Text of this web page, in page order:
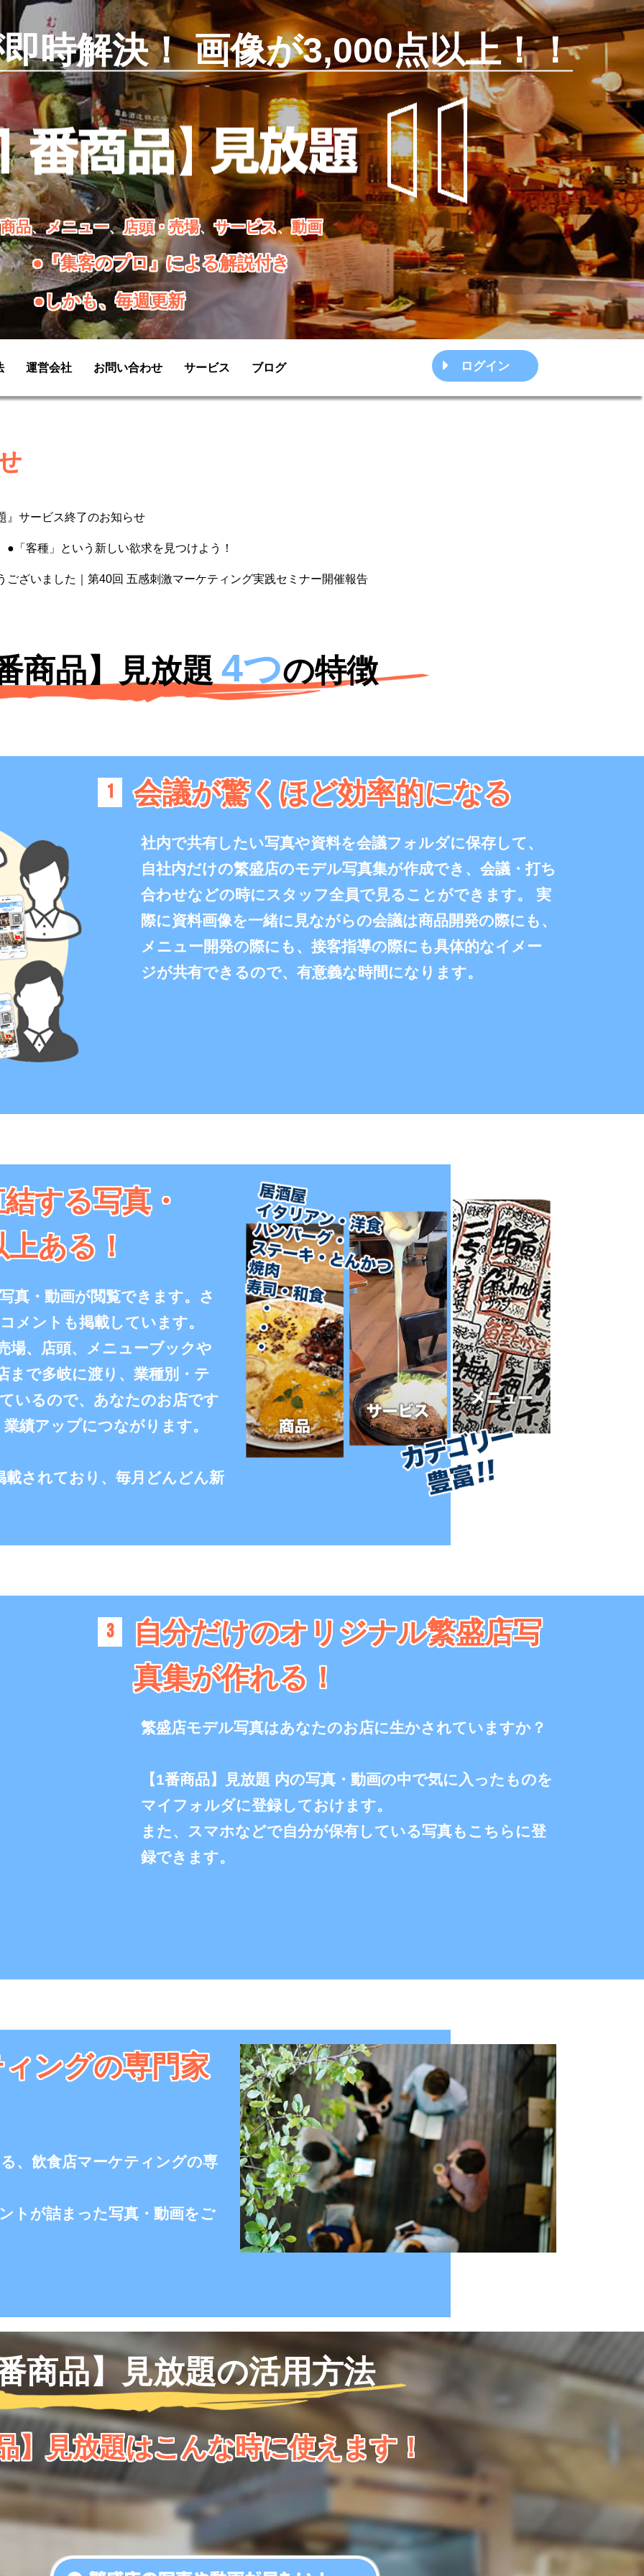
時解決！画像が3,000点以上！！
商品、メニュー、店頭・売場、サービス、動画
●『集客のプロ』による解説付き
●しかも、毎週更新
運営会社 お問い合わせ サービス ブログ ログイン
』サービス終了のお知らせ
●「客種」という新しい欲求を見つけよう！
ございました｜第40回 五感刺激マーケティング実践セミナー開催報告
商品】見放題 4つの特徴
1 会議が驚くほど効率的になる
社内で共有したい写真や資料を会議フォルダに保存して、
自社内だけの繁盛店のモデル写真集が作成でき、会議・打ち
合わせなどの時にスタッフ全員で見ることができます。 実
際に資料画像を一緒に見ながらの会議は商品開発の際にも、
メニュー開発の際にも、接客指導の際にも具体的なイメー
ジが共有できるので、有意義な時間になります。
する写真・
ある！
真・動画が閲覧できます。さ
メントも掲載しています。
場、店頭、メニューブックや
まで多岐に渡り、業種別・テ
いるので、あなたのお店です
績アップにつながります。
載されており、毎月どんどん新
3
自分だけのオリジナル繁盛店写
真集が作れる！
繁盛店モデル写真はあなたのお店に生かされていますか？
【1番商品】見放題 内の写真・動画の中で気に入ったものを
マイフォルダに登録しておけます。
また、スマホなどで自分が保有している写真もこちらに登
録できます。
ングの専門家
、飲食店マーケティングの専
トが詰まった写真・動画をご
商品】見放題の活用方法
】見放題はこんな時に使えます！